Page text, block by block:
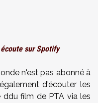
sur Spotify
n'est pas abonné à
d'écouter les
film de PTA via les